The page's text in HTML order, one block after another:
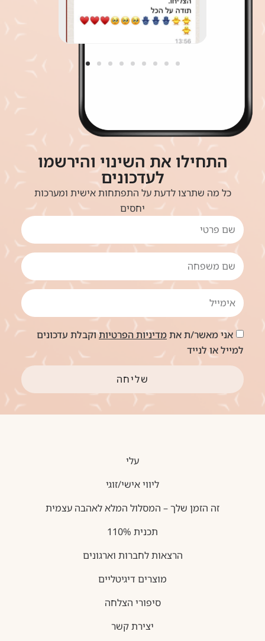
התחילו את השינוי והירשמו
לעדכונים
כל מה שתרצו לדעת על התפתחות אישית ומערכות
יחסים
אני מאשר/ת אתמדיניות הפרטיותוקבלת עדכונים
למייל או לנייד
שליחה
עלי
ליווי אישי/זוגי
זה הזמן שלך – המסלול המלא לאהבה עצמית
תכנית 110%
הרצאות לחברות וארגונים
מוצרים דיגיטליים
סיפורי הצלחה
יצירת קשר